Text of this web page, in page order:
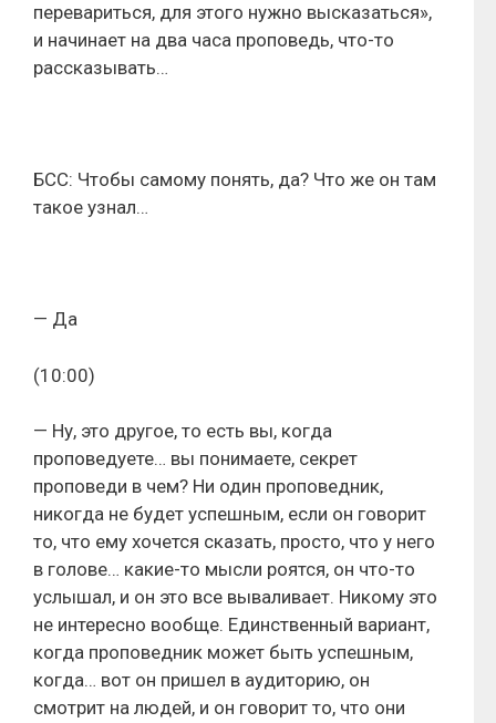
перевариться, для этого нужно высказаться»,
и начинает на два часа проповедь, что-то
рассказывать…
БСС: Чтобы самому понять, да? Что же он там
такое узнал…
— Да
(10:00)
— Ну, это другое, то есть вы, когда
проповедуете… вы понимаете, секрет
проповеди в чем? Ни один проповедник,
никогда не будет успешным, если он говорит
то, что ему хочется сказать, просто, что у него
в голове… какие-то мысли роятся, он что-то
услышал, и он это все вываливает. Никому это
не интересно вообще. Единственный вариант,
когда проповедник может быть успешным,
когда… вот он пришел в аудиторию, он
смотрит на людей, и он говорит то, что они